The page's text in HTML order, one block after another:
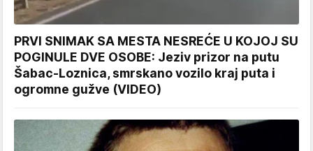
PRVI SNIMAK SA MESTA NESREĆE U KOJOJ SU
POGINULE DVE OSOBE: Jeziv prizor na putu
Šabac-Loznica, smrskano vozilo kraj puta i
ogromne gužve (VIDEO)